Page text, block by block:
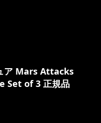
ア Mars Attacks
Set of 3 正規品